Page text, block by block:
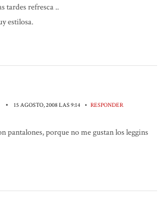
tardes refresca ..
estilosa.
• 15 AGOSTO, 2008 LAS 9:14 • RESPONDER
pantalones, porque no me gustan los leggins